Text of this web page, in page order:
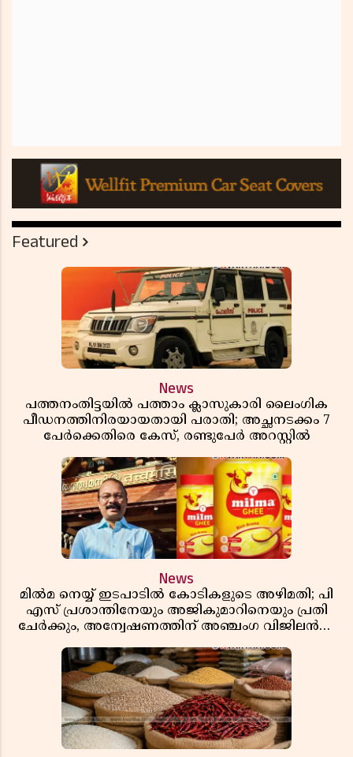
Featured
News
പത്തനംതിട്ടയിൽ പത്താം ക്ലാസുകാരി ലൈംഗിക
പീഡനത്തിനിരയായതായി പരാതി; അച്ഛനടക്കം 7
പേർക്കെതിരെ കേസ്, രണ്ടുപേർ അറസ്റ്റിൽ
News
മിൽമ നെയ്യ് ഇടപാടിൽ കോടികളുടെ അഴിമതി; പി
എസ് പ്രശാന്തിനേയും അജികുമാറിനെയും പ്രതി
ചേർക്കും, അന്വേഷണത്തിന് അഞ്ചംഗ വിജിലൻസ്